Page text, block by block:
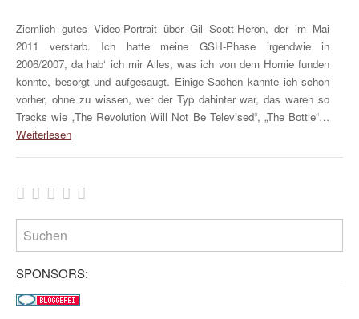
Ziemlich gutes Video-Portrait über Gil Scott-Heron, der im Mai
2011 verstarb. Ich hatte meine GSH-Phase irgendwie in
2006/2007, da hab‘ ich mir Alles, was ich von dem Homie funden
konnte, besorgt und aufgesaugt. Einige Sachen kannte ich schon
vorher, ohne zu wissen, wer der Typ dahinter war, das waren so
Tracks wie „The Revolution Will Not Be Televised“, „The Bottle“…
Weiterlesen
SPONSORS: